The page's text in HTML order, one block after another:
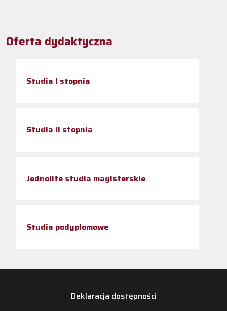
Oferta dydaktyczna
Studia I stopnia
Studia II stopnia
Jednolite studia magisterskie
Studia podyplomowe
Deklaracja dostępności